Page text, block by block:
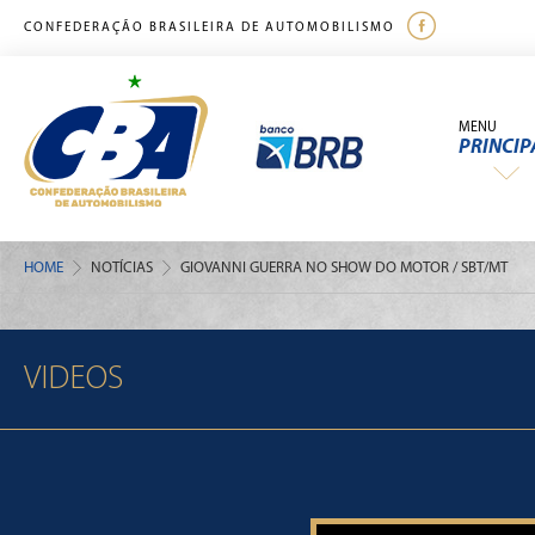
CONFEDERAÇÃO BRASILEIRA DE AUTOMOBILISMO
MENU
HOME NOTÍCIAS GIOVANNI GUERRA NO SHOW DO MOTOR / SBT/MT
VIDEOS